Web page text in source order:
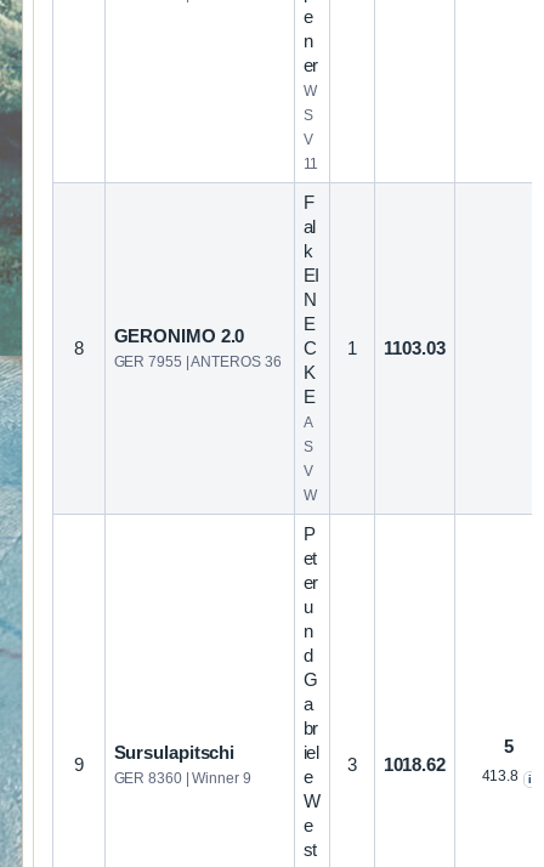
e
n
er
W
S
V
11
8
GERONIMO 2.0
GER 7955 | ANTEROS 36
F
al
k
EI
N
E
C
K
E
A
S
V
W
1 1103.03
9
Sursulapitschi
GER 8360 | Winner 9
P
et
er
u
n
d
G
a
br
iel
e
W
e
st
3 1018.62
5
413.8 i